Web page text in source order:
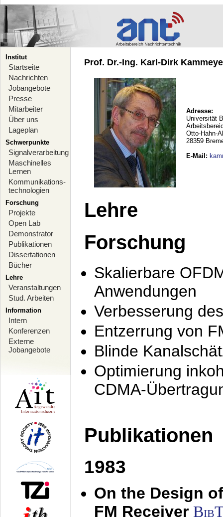
Institut
Startseite
Nachrichten
Jobangebote
Presse
Mitarbeiter
Über uns
Lageplan
Schwerpunkte
Signalverarbeitung
Maschinelles
Lernen
Kommunikations-
technologien
Forschung
Projekte
Open Lab
Demonstrator
Publikationen
Dissertationen
Bücher
Lehre
Veranstaltungen
Stud. Arbeiten
Information
Intern
Konferenzen
Externe
Jobangebote
Prof. Dr.-Ing. Karl-Dirk
Adresse:
Universität
Otto-Hahn-
28359
E-Mail :
Lehre
Forschung
Skalierbare
Anwendungen
Verbesserung
Entzerrung von
Blinde
Optimierung
CDMA-
Publikationen
1983
On the Design
FM Receiver